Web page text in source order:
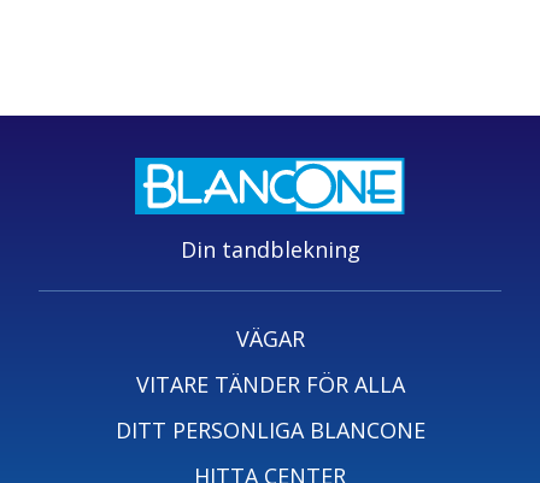
Din tandblekning
VÄGAR
VITARE TÄNDER FÖR ALLA
DITT PERSONLIGA BLANCONE
HITTA CENTER